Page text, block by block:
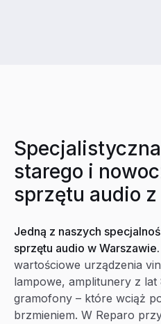
starego i
sprzętu audio z
Jedną z naszych
sprzętu audio w Warszawie.
wartościowe urządzenia
lampowe, amplitunery z
gramofony – które wciąż
brzmieniem. W Reparo